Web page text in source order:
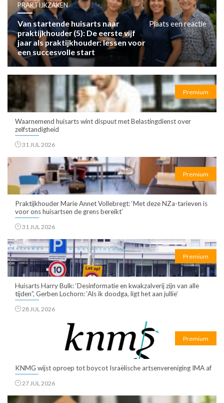
PRAKTIJKZAKEN
Van startende huisarts naar
praktijkhouder (5): De eerste vijf
jaar als praktijkhouder: lessen voor
een succesvolle start
Plaats een reactie
Premium
Waarnemend huisarts wint dispuut met Belastingdienst over
zelfstandigheid
31 JUL 2026
Premium
Praktijkhouder Marie Annet Vollebregt: ‘Met deze NZa-tarieven is
voor ons huisartsen de grens bereikt’
31 JUL 2026
Premium
Huisarts Harry Bulk: ‘Desinformatie en kwakzalverij zijn van alle
tijden”, Gerben Lochorn: ‘Als ik doodga, ligt het aan jullie’
28 JUL 2026
Premium
KNMG wijst oproep tot boycot Israëlische artsenvereniging IMA af
27 JUL 2026